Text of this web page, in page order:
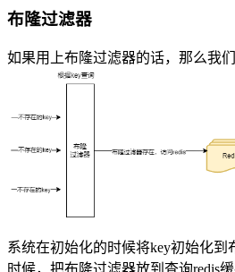
布隆过滤器
如果用上布隆过滤器的话，那么我
系统在初始化的时候将key初始化到
时候，把布隆过滤器放到查询redis